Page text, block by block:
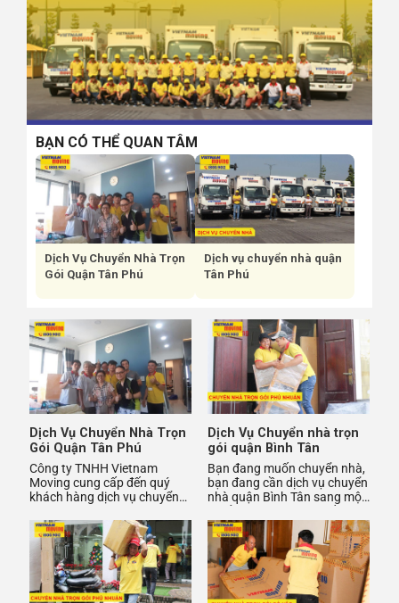
BẠN CÓ THỂ QUAN TÂM
Dịch Vụ Chuyển Nhà Trọn
Gói Quận Tân Phú
Dịch vụ chuyển nhà quận
Tân Phú
Dịch Vụ Chuyển Nhà Trọn
Gói Quận Tân Phú
Công ty TNHH Vietnam
Moving cung cấp đến quý
khách hàng dịch vụ chuyển
nghiệp hàng đầu tại Quận
Tân
Dịch Vụ Chuyển nhà trọn
gói quận Bình Tân
Bạn đang muốn chuyển nhà,
bạn đang cần dịch vụ chuyển
nhà quận Bình Tân sang một
một dịch vụ uy tín, ch